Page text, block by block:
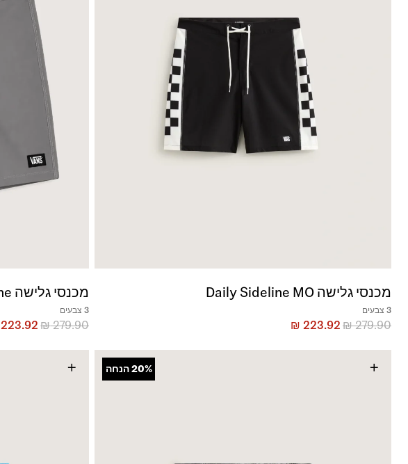
מכנסי גלישה Daily Sideline MO
3 צבעים
₪279.90
₪ 223.92
מכנסי גלישה Daily Sideline
3 צבעים
₪279.90
223.92
+
20%הנחה +